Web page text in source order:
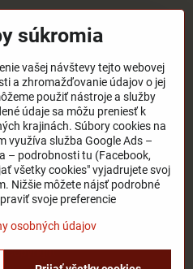
Copyright
súkromia
vašej návštevy tejto webovej
a zhromažďovanie údajov o jej
použiť nástroje a služby
údaje sa môžu preniesť k
krajinách. Súbory cookies na
využíva služba Google Ads –
– podrobnosti tu (Facebook,
všetky cookies" vyjadrujete svoj
Nižšie môžete nájsť podrobné
svoje preferencie
osobných údajov